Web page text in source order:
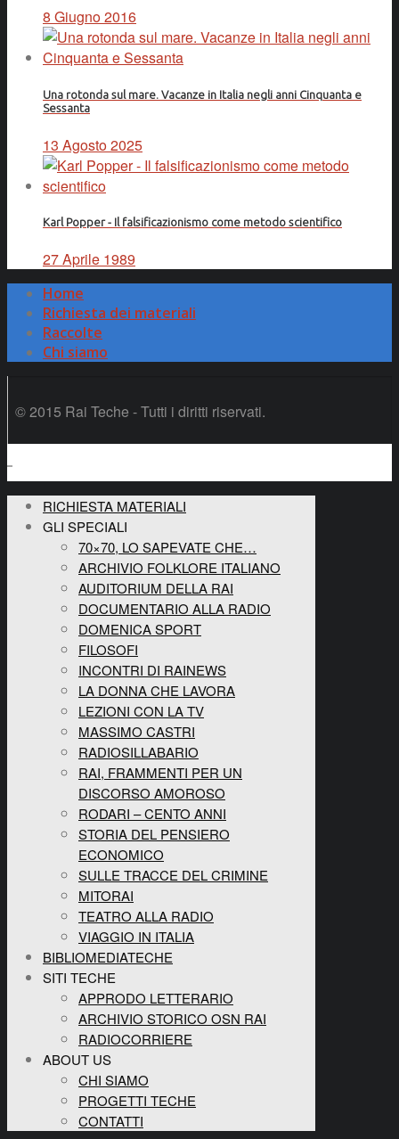
8 Giugno 2016
Una rotonda sul mare. Vacanze in Italia negli anni Cinquanta e
Sessanta
13 Agosto 2025
Karl Popper - Il falsificazionismo come metodo scientifico
27 Aprile 1989
Home
Richiesta dei materiali
Raccolte
Chi siamo
© 2015 Rai Teche - Tutti i diritti riservati.
RICHIESTA MATERIALI
GLI SPECIALI
70×70, LO SAPEVATE CHE…
ARCHIVIO FOLKLORE ITALIANO
AUDITORIUM DELLA RAI
DOCUMENTARIO ALLA RADIO
DOMENICA SPORT
FILOSOFI
INCONTRI DI RAINEWS
LA DONNA CHE LAVORA
LEZIONI CON LA TV
MASSIMO CASTRI
RADIOSILLABARIO
RAI, FRAMMENTI PER UN
DISCORSO AMOROSO
RODARI – CENTO ANNI
STORIA DEL PENSIERO
ECONOMICO
SULLE TRACCE DEL CRIMINE
MITORAI
TEATRO ALLA RADIO
VIAGGIO IN ITALIA
BIBLIOMEDIATECHE
SITI TECHE
APPRODO LETTERARIO
ARCHIVIO STORICO OSN RAI
RADIOCORRIERE
ABOUT US
CHI SIAMO
PROGETTI TECHE
CONTATTI